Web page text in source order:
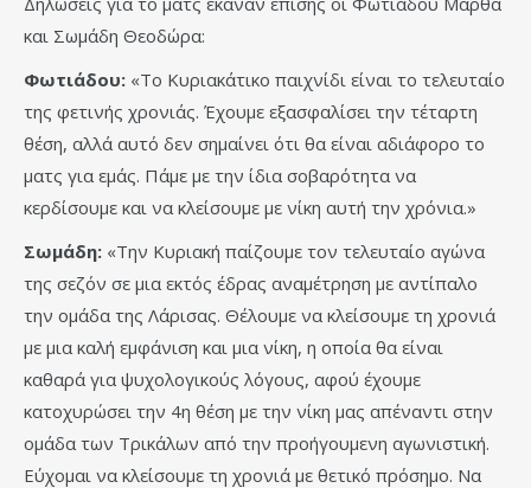
και Σωμάδη Θεοδώρα:
Φωτιάδου: «Το Κυριακάτικο παιχνίδι είναι το τελευταίο
της φετινής χρονιάς. Έχουμε εξασφαλίσει την τέταρτη
θέση, αλλά αυτό δεν σημαίνει ότι θα είναι αδιάφορο το
ματς για εμάς. Πάμε με την ίδια σοβαρότητα να
κερδίσουμε και να κλείσουμε με νίκη αυτή την χρόνια.»
Σωμάδη: «Την Κυριακή παίζουμε τον τελευταίο αγώνα
της σεζόν σε μια εκτός έδρας αναμέτρηση με αντίπαλο
την ομάδα της Λάρισας. Θέλουμε να κλείσουμε τη χρονιά
με μια καλή εμφάνιση και μια νίκη, η οποία θα είναι
καθαρά για ψυχολογικούς λόγους, αφού έχουμε
κατοχυρώσει την 4η θέση με την νίκη μας απέναντι στην
ομάδα των Τρικάλων από την προήγουμενη αγωνιστική.
Εύχομαι να κλείσουμε τη χρονιά με θετικό πρόσημο. Να